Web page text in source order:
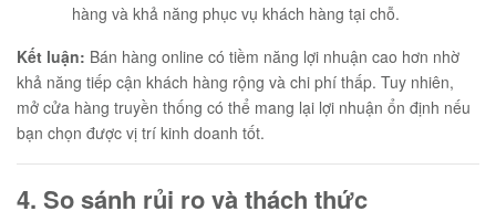
hàng và khả năng phục vụ khách hàng tại chỗ.
Kết luận: Bán hàng online có tiềm năng lợi nhuận cao hơn nhờ
khả năng tiếp cận khách hàng rộng và chi phí thấp. Tuy nhiên,
mở cửa hàng truyền thống có thể mang lại lợi nhuận ổn định nếu
bạn chọn được vị trí kinh doanh tốt.
4. So sánh rủi ro và thách thức